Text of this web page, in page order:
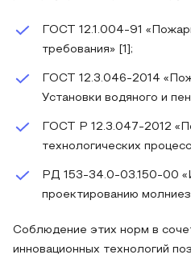
ГОСТ 12.1.004-91
требования» [1];
ГОСТ 12.3.046-2014
Установки водяного и
ГОСТ Р 12.3.047-2012
технологических
РД 153-34.0-03.150-00
проектированию
Соблюдение этих норм в
инновационных технологий